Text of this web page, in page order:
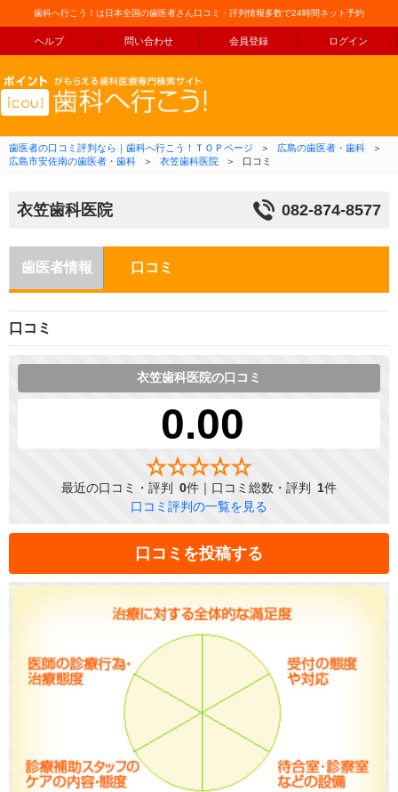
歯科へ行こう！は日本全国の歯医者さん口コミ・評判情報多数で24時間ネット予約
ヘルプ 問い合わせ 会員登録 ログイン
コンテンツへ移動
歯医者の口コミ評判なら｜歯科へ行こう！ＴＯＰページ ＞ 広島の歯医者・歯科
＞
広島市安佐南の歯医者・歯科
＞ 衣笠歯科医院 ＞ 口コミ
衣笠歯科医院 082-874-8577
歯医者情報 口コミ
口コミ
衣笠歯科医院の口コミ
0.00
最近の口コミ・評判 0件｜口コミ総数・評判 1件
口コミ評判の一覧を見る
口コミを投稿する